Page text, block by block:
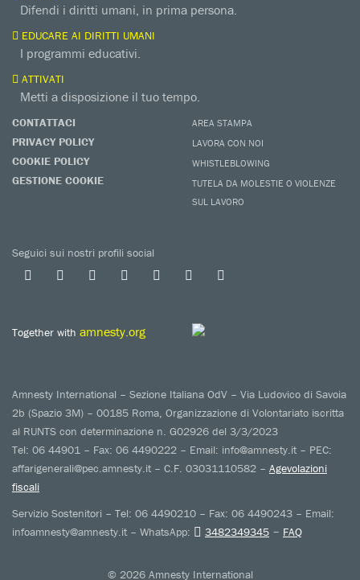
Difendi i diritti umani, in prima persona.
EDUCARE AI DIRITTI UMANI
I programmi educativi.
ATTIVATI
Metti a disposizione il tuo tempo.
CONTATTACI
PRIVACY POLICY
COOKIE POLICY
GESTIONE COOKIE
AREA STAMPA
LAVORA CON NOI
WHISTLEBLOWING
TUTELA DA MOLESTIE O VIOLENZE
SUL LAVORO
Seguici sui nostri profili social
Together with amnesty.org
Amnesty International – Sezione Italiana OdV – Via Ludovico di Savoia
2b (Spazio 3M) – 00185 Roma, Organizzazione di Volontariato iscritta
al RUNTS con determinazione n. G02926 del 3/3/2023
Tel: 06 44901 – Fax: 06 4490222 – Email: info@amnesty.it – PEC:
affarigenerali@pec.amnesty.it – C.F. 03031110582 – Agevolazioni
fiscali
Servizio Sostenitori – Tel: 06 4490210 – Fax: 06 4490243 – Email:
infoamnesty@amnesty.it – WhatsApp:
3482349345 – FAQ
© 2026 Amnesty International